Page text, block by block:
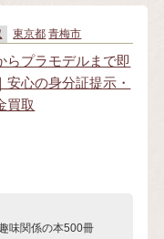
東京都 青梅市
らプラモデルまで即
安心の身分証提示・
買取
味関係の本500冊